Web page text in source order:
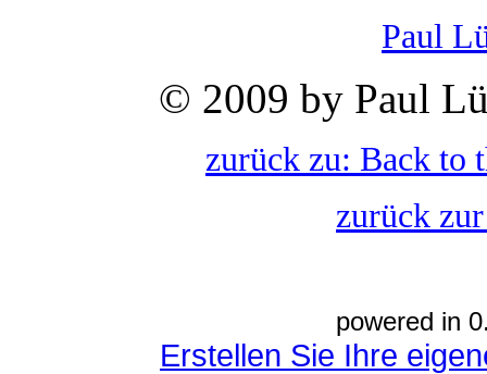
Paul
© 2009 by Paul
zurück zu: Back to
zurück
powered in
Erstellen Sie Ihre